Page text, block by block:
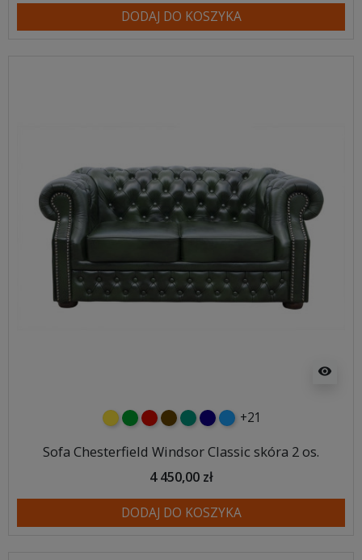
DODAJ DO KOSZYKA
visibility
żółtyzielonyczerwony
czekoladowy
turkusowy
granatowy
niebieski
+21
Sofa Chesterfield Windsor Classic skóra 2 os.
4 450,00 zł
DODAJ DO KOSZYKA